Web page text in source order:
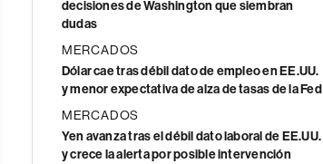
decisiones de Washington que siembran
dudas
MERCADOS
Dólar cae tras débil dato de empleo en EE.UU.
y menor expectativa de alza de tasas de la Fed
MERCADOS
Yen avanza tras el débil dato laboral de EE.UU.
y crece la alerta por posible intervención